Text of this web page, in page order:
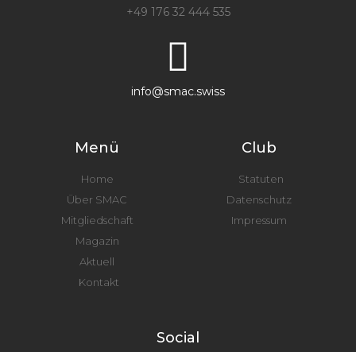
+49 176 32 444 535
info@smac.swiss
Menü
Home
Über SMAC
Mitgliedschaft
Magazin
Aktuell
Kontakt
Club
Statuten
Datenschutz
Impressum
Social